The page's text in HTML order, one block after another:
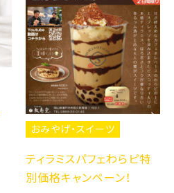
おみやげ・スイーツ
ティラミスパフェわらピ特
別価格キャンペーン！